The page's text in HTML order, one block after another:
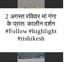
2 अगस्त रविवार मां गंगा
के प्रातः कालीन दर्शन
#Follow #highlight
#rishikesh